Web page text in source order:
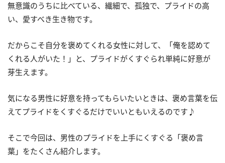
無意識のうちに比べている、繊細で、孤独で、プライドの高
い、愛すべき生き物です。
だからこそ自分を褒めてくれる女性に対して、「俺を認めて
くれる人がいた！」と、プライドがくすぐられ単純に好意が
芽生えます。
気になる男性に好意を持ってもらいたいときは、褒め言葉を伝
えてプライドをくすぐるだけでいいともいえるのです♪
そこで今回は、男性のプライドを上手にくすぐる「褒め言
葉」をたくさん紹介します。